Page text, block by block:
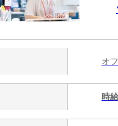
オ
時給